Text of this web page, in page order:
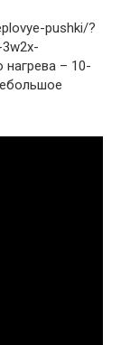
pushki/?
– 10-